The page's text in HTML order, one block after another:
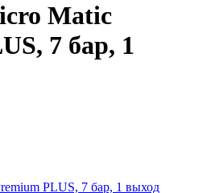
Matic
7 бар, 1